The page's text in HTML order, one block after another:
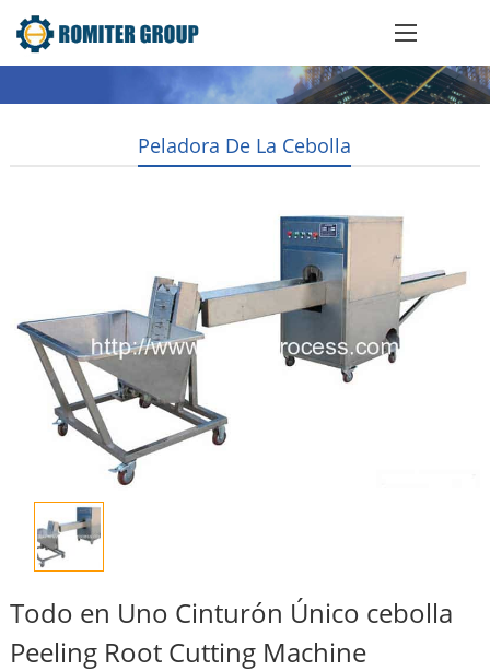
Peladora De La Cebolla
Todo en Uno Cinturón Único cebolla
Peeling Root Cutting Machine